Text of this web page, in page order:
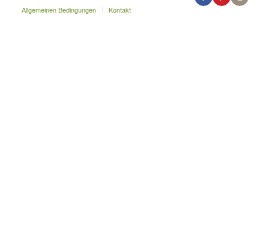
Allgemeinen Bedingungen Kontakt